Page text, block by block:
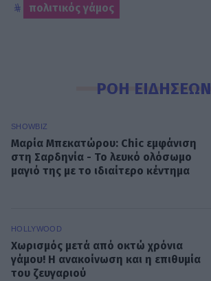
πολιτικός γάμος
ΡΟΗ ΕΙΔΗΣΕΩΝ
SHOWBIZ
Μαρία Μπεκατώρου: Chic εμφάνιση
στη Σαρδηνία - Το λευκό ολόσωμο
μαγιό της με το ιδιαίτερο κέντημα
HOLLYWOOD
Χωρισμός μετά από οκτώ χρόνια
γάμου! Η ανακοίνωση και η επιθυμία
του ζευγαριού